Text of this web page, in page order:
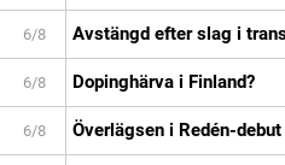
6/8 Avstängd efter slag i
6/8 Dopinghärva i Finland?
6/8 Överlägsen i Redén-debut